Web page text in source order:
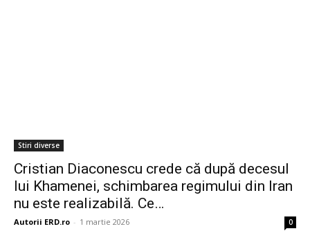
Stiri diverse
Cristian Diaconescu crede că după decesul
lui Khamenei, schimbarea regimului din Iran
nu este realizabilă. Ce…
Autorii ERD.ro - 1 martie 2026 0